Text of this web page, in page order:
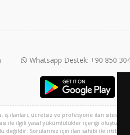
Whatsapp Destek: +90 850
iş ilanları, ücretsiz ve profesyone ilan sitesi
ile ilgili yasal yükümlülükler içeriği oluşturan
değildir. Sorularınız için ilan sahibi ile irtibata